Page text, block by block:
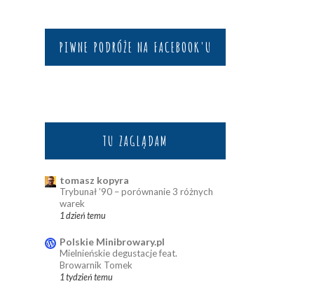
PIWNE PODRÓŻE NA FACEBOOK'U
TU ZAGLĄDAM
tomasz kopyra
Trybunał ’90 – porównanie 3 różnych
warek
1 dzień temu
Polskie Minibrowary.pl
Mielnieńskie degustacje feat.
Browarnik Tomek
1 tydzień temu